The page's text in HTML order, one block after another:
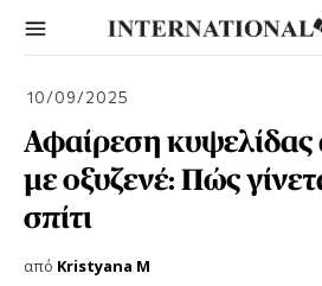
10/09/2025
Αφαίρεση κυψελίδας
με οξυζενέ: Πώς
σπίτι
από Kristyana M